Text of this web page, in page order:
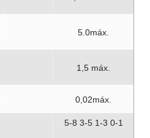
5.0máx.
1,5 máx.
0,02máx.
5-8 3-5 1-3 0-1